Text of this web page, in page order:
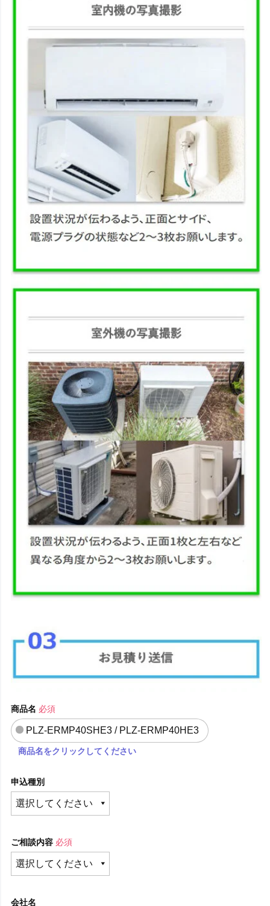
商品名 必須
PLZ-ERMP40SHE3 / PLZ-ERMP40HE3
商品名をクリックしてください
申込種別
ご相談内容 必須
会社名